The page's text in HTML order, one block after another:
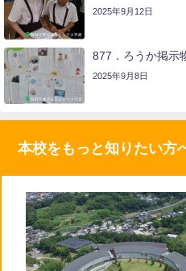
2025年9月12日
877．ろうか掲示
2025年9月8日
本校をもっと知りたい方